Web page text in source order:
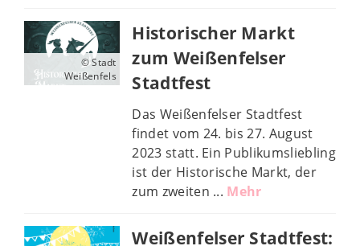
© Stadt
Weißenfels
Historischer Markt
zum Weißenfelser
Stadtfest
Das Weißenfelser Stadtfest
findet vom 24. bis 27. August
2023 statt. Ein Publikumsliebling
ist der Historische Markt, der
zum zweiten ... Mehr
Weißenfelser Stadtfest: